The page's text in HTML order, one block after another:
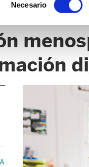
Necesario
PARA LA